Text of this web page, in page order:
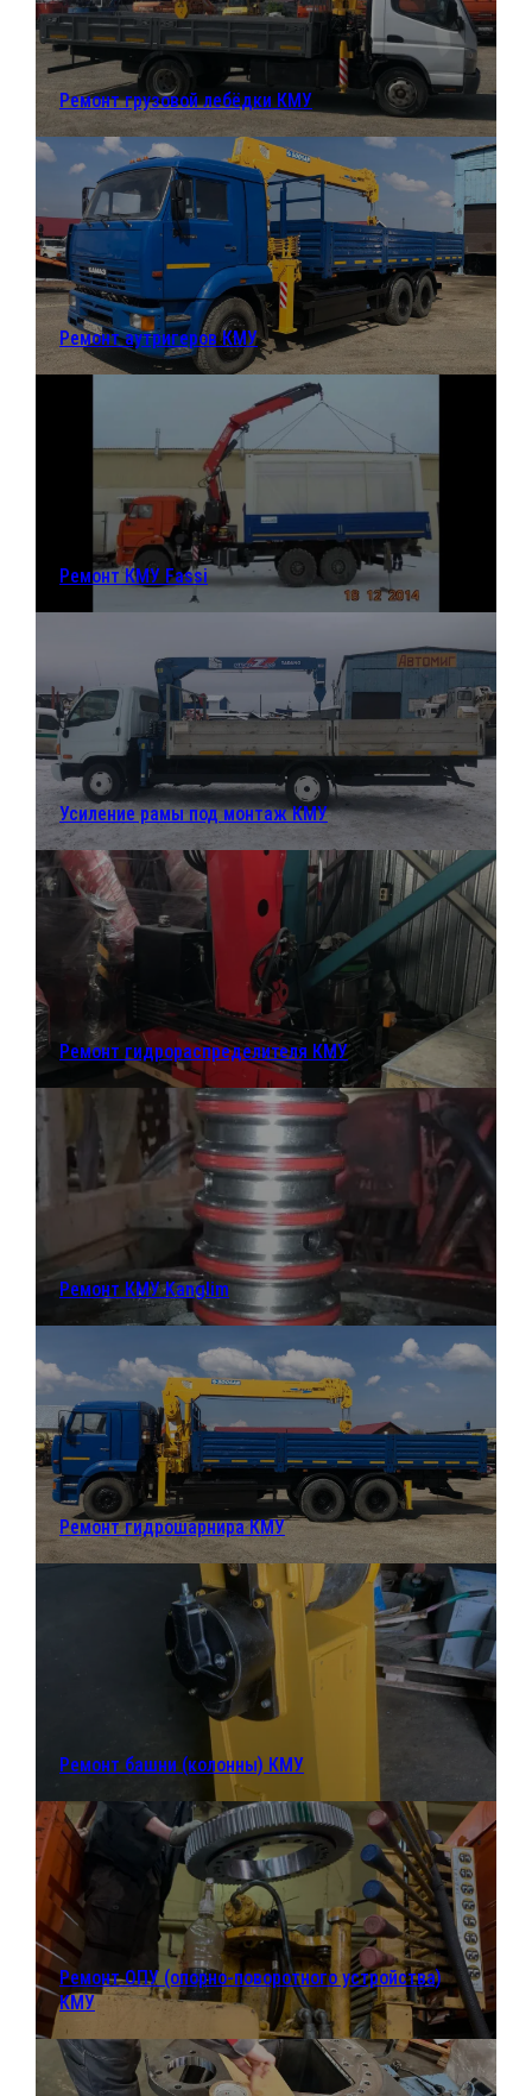
Ремонт грузовой лебёдки КМУ
Ремонт аутригеров КМУ
Ремонт КМУ Fassi
Усиление рамы под монтаж КМУ
Ремонт гидрораспределителя КМУ
Ремонт КМУ Kanglim
Ремонт гидрошарнира КМУ
Ремонт башни (колонны) КМУ
Ремонт ОПУ (опорно-поворотного устройства)
КМУ